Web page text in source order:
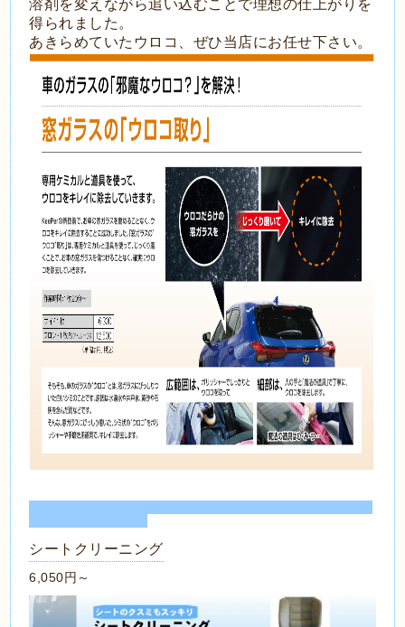
溶剤を変えながら追い込むことで理想の仕上がりを
得られました。
あきらめていたウロコ、ぜひ当店にお任せ下さい。
シートクリーニング
6,050円～